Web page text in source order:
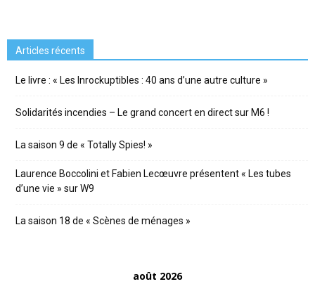
Articles récents
Le livre : « Les Inrockuptibles : 40 ans d’une autre culture »
Solidarités incendies – Le grand concert en direct sur M6 !
La saison 9 de « Totally Spies! »
Laurence Boccolini et Fabien Lecœuvre présentent « Les tubes
d’une vie » sur W9
La saison 18 de « Scènes de ménages »
août 2026